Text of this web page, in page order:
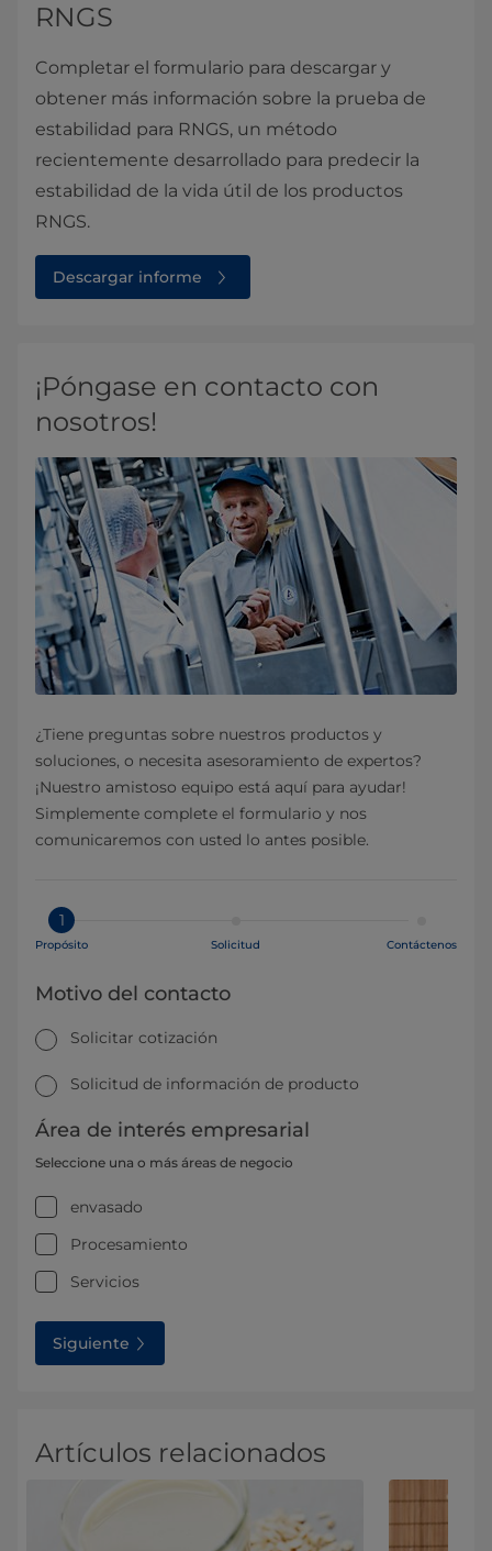
RNGS
Completar el formulario para descargar y
obtener más información sobre la prueba de
estabilidad para RNGS, un método
recientemente desarrollado para predecir la
estabilidad de la vida útil de los productos
RNGS.
Descargar informe
¡Póngase en contacto con
nosotros!
¿Tiene preguntas sobre nuestros productos y
soluciones, o necesita asesoramiento de expertos?
¡Nuestro amistoso equipo está aquí para ayudar!
Simplemente complete el formulario y nos
comunicaremos con usted lo antes posible.
1
Propósito Solicitud Contáctenos
Motivo del contacto
Solicitar cotización
Solicitud de información de producto
Área de interés empresarial
Seleccione una o más áreas de negocio
envasado
Procesamiento
Servicios
Siguiente
Artículos relacionados